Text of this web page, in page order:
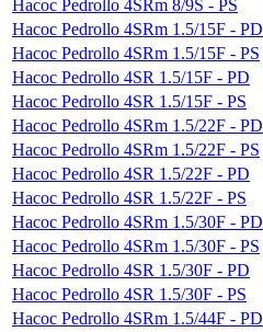
Насос Pedrollo 4SRm 8/9S - PS
Насос Pedrollo 4SRm 1.5/15F - PD
Насос Pedrollo 4SRm 1.5/15F - PS
Насос Pedrollo 4SR 1.5/15F - PD
Насос Pedrollo 4SR 1.5/15F - PS
Насос Pedrollo 4SRm 1.5/22F - PD
Насос Pedrollo 4SRm 1.5/22F - PS
Насос Pedrollo 4SR 1.5/22F - PD
Насос Pedrollo 4SR 1.5/22F - PS
Насос Pedrollo 4SRm 1.5/30F - PD
Насос Pedrollo 4SRm 1.5/30F - PS
Насос Pedrollo 4SR 1.5/30F - PD
Насос Pedrollo 4SR 1.5/30F - PS
Насос Pedrollo 4SRm 1.5/44F - PD